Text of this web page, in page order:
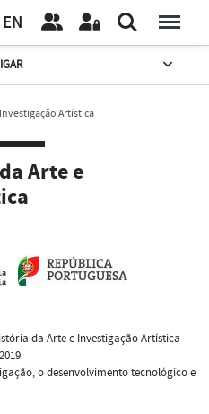
EN
Artística
Arte e
da Arte e Investigação Artística
o desenvolvimento tecnológico e